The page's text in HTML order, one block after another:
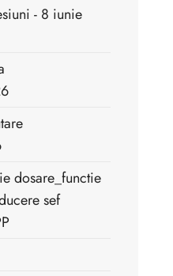
- 8 iunie
dosare_functie
sef